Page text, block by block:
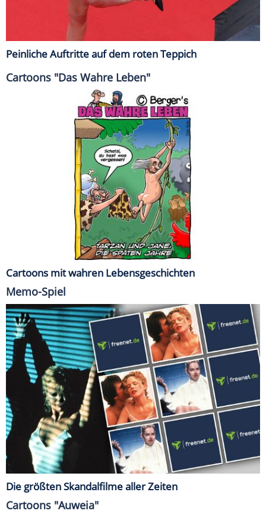
Peinliche Auftritte auf dem roten Teppich
Cartoons "Das Wahre Leben"
Cartoons mit wahren Lebensgeschichten
Memo-Spiel
Die größten Skandalfilme aller Zeiten
Cartoons "Auweia"